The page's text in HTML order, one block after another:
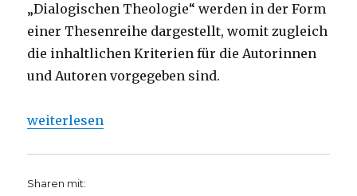
„Dialogischen Theologie“ werden in der Form
einer Thesenreihe dargestellt, womit zugleich
die inhaltlichen Kriterien für die Autorinnen
und Autoren vorgegeben sind.
„Religionen im Dialog, Rezension von Christoph
weiterlesen
Sharen mit: